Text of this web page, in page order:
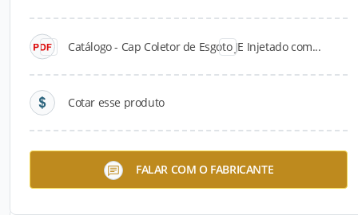
Catálogo - Cap Coletor de Esgoto JE Injetado com...
Cotar esse produto
FALAR COM O FABRICANTE
Tubo PBA Classe 15 JEI
75mm Metro Corr Plastik
75 x 50mm Corr Plastik